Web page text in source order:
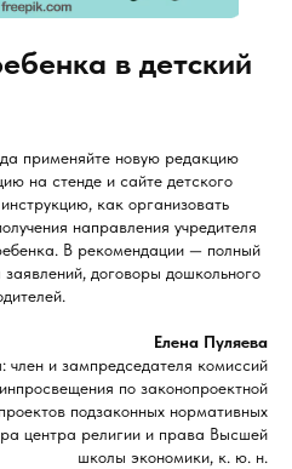
в детский
применяйте новую редакцию
на стенде и сайте детского
как организовать
направления учредителя
В рекомендации — полный
договоры дошкольного
Елена Пуляева
член и зампредседателя комиссий
по законопроектной
подзаконных нормативных
центра религии и права Высшей
школы экономики, к. ю. н.